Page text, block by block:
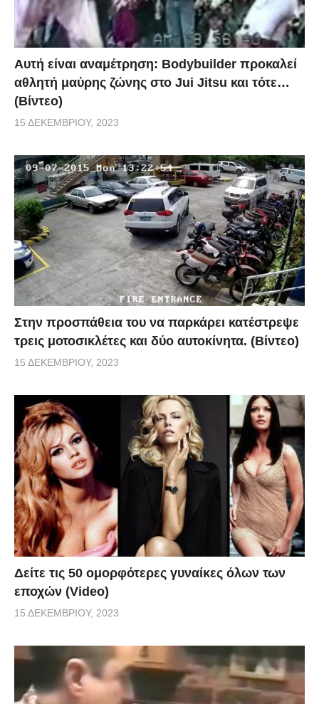
Αυτή είναι αναμέτρηση: Bodybuilder προκαλεί
αθλητή μαύρης ζώνης στο Jui Jitsu και τότε…
(Βίντεο)
15 ΔΕΚΕΜΒΡΊΟΥ, 2023
Στην προσπάθεια του να παρκάρει κατέστρεψε
τρεις μοτοσικλέτες και δύο αυτοκίνητα. (Βίντεο)
15 ΔΕΚΕΜΒΡΊΟΥ, 2023
Δείτε τις 50 ομορφότερες γυναίκες όλων των
εποχών (Video)
15 ΔΕΚΕΜΒΡΊΟΥ, 2023